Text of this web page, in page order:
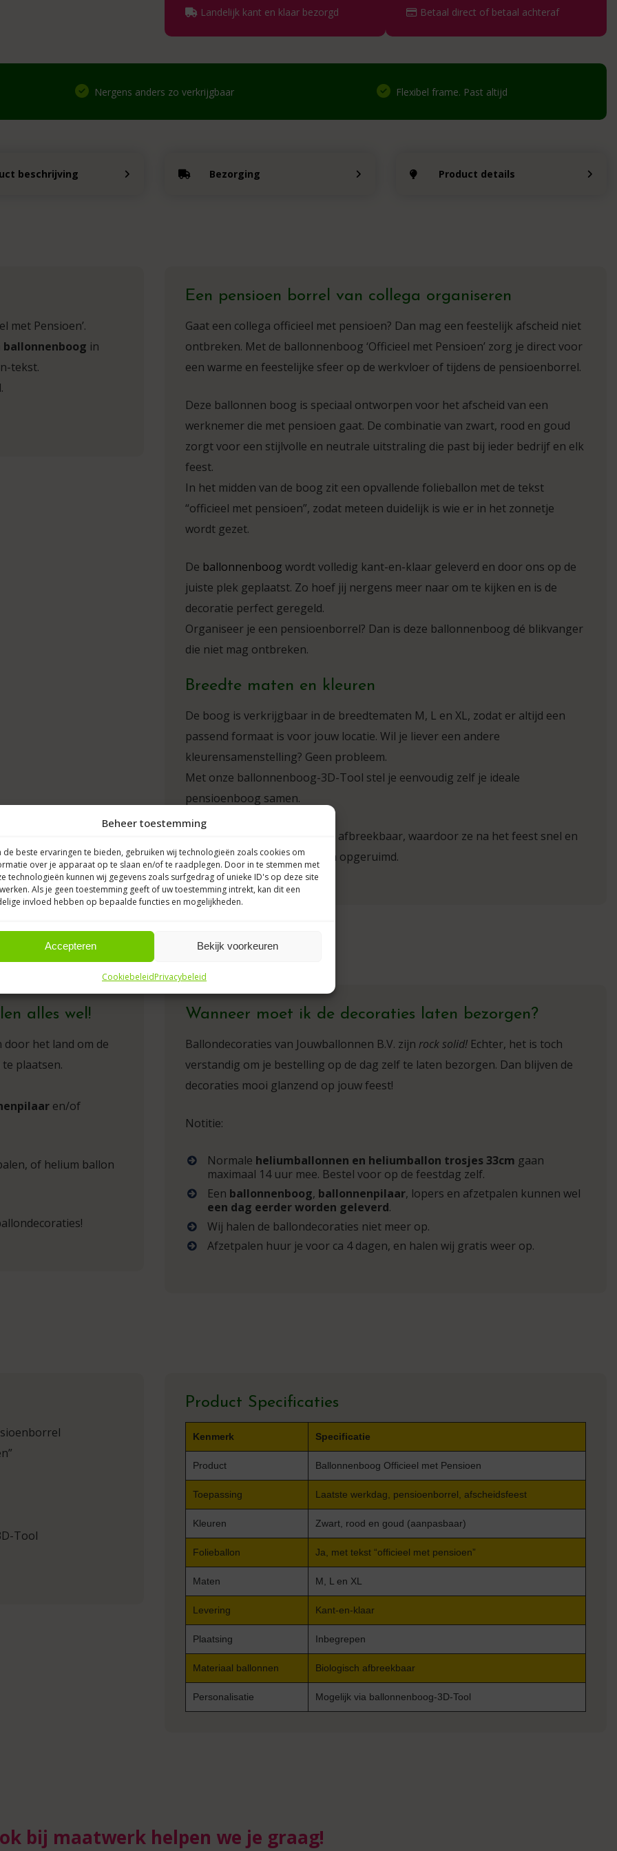
Beheer toestemming
de beste ervaringen te bieden, gebruiken wij technologieën zoals cookies om
over je apparaat op te slaan en/of te raadplegen. Door in te stemmen met
technologieën kunnen wij gegevens zoals surfgedrag of unieke ID's op deze site
Als je geen toestemming geeft of uw toestemming intrekt, kan dit een
invloed hebben op bepaalde functies en mogelijkheden.
Accepteren Bekijk voorkeuren
CookiebeleidPrivacybeleid
Landelijk kant en klaar bezorgd Betaal direct of betaal achteraf
Nergens anders zo verkrijgbaar Flexibel frame. Past altijd
beschrijving Bezorging Product details
met Pensioen’.
in
tekst.
Een pensioen borrel van collega organiseren
Gaat een collega officieel met pensioen? Dan mag een feestelijk afscheid niet
ontbreken. Met de ballonnenboog ‘Officieel met Pensioen’ zorg je direct voor
een warme en feestelijke sfeer op de werkvloer of tijdens de pensioenborrel.
Deze ballonnen boog is speciaal ontworpen voor het afscheid van een
werknemer die met pensioen gaat. De combinatie van zwart, rood en goud
zorgt voor een stijlvolle en neutrale uitstraling die past bij ieder bedrijf en elk
feest.
In het midden van de boog zit een opvallende folieballon met de tekst
“officieel met pensioen”, zodat meteen duidelijk is wie er in het zonnetje
wordt gezet.
De ballonnenboog wordt volledig kant-en-klaar geleverd en door ons op de
juiste plek geplaatst. Zo hoef jij nergens meer naar om te kijken en is de
decoratie perfect geregeld.
Organiseer je een pensioenborrel? Dan is deze ballonnenboog dé blikvanger
die niet mag ontbreken.
Breedte maten en kleuren
De boog is verkrijgbaar in de breedtematen M, L en XL, zodat er altijd een
passend formaat is voor jouw locatie. Wil je liever een andere
kleurensamenstelling? Geen probleem.
Met onze ballonnenboog-3D-Tool stel je eenvoudig zelf je ideale
pensioenboog samen.
Alle ballonnen zijn biologisch afbreekbaar, waardoor ze na het feest snel en
verantwoord kunnen worden opgeruimd.
te vieren valt
alles wel!
het land om de
plaatsen.
en/of
of helium ballon
Wanneer moet ik de decoraties laten bezorgen?
Ballondecoraties van Jouwballonnen B.V. zijn rock solid! Echter, het is toch
verstandig om je bestelling op de dag zelf te laten bezorgen. Dan blijven de
decoraties mooi glanzend op jouw feest!
Notitie:
Normale heliumballonnen en heliumballon trosjes 33cm gaan
maximaal 14 uur mee. Bestel voor op de feestdag zelf.
Een ballonnenboog, ballonnenpilaar, lopers en afzetpalen kunnen wel
een dag eerder worden geleverd.
Wij halen de ballondecoraties niet meer op.
Afzetpalen huur je voor ca 4 dagen, en halen wij gratis weer op.
Tool
Product Specificaties
Kenmerk Specificatie
Product Ballonnenboog Officieel met Pensioen
Toepassing Laatste werkdag, pensioenborrel, afscheidsfeest
Kleuren Zwart, rood en goud (aanpasbaar)
Folieballon Ja, met tekst “officieel met pensioen”
Maten M, L en XL
Levering Kant-en-klaar
Plaatsing Inbegrepen
Materiaal ballonnen Biologisch afbreekbaar
Personalisatie Mogelijk via ballonnenboog-3D-Tool
bij maatwerk helpen we je graag!